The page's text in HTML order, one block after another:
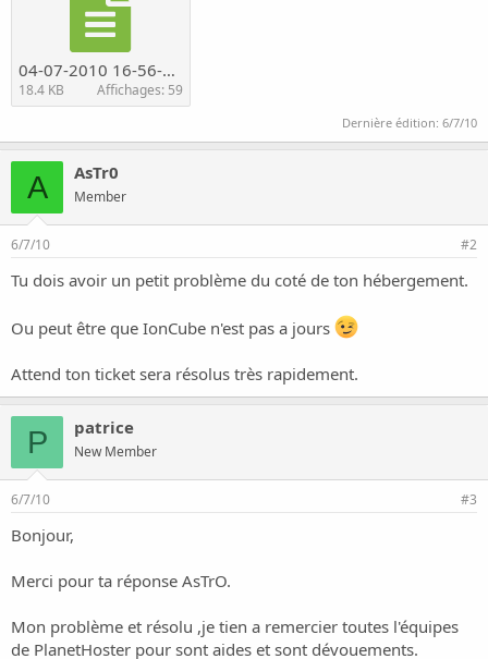
04-07-2010 16-56-32.jpg
18.4 KB Affichages: 59
Dernière édition: 6/7/10
A AsTr0
Member
6/7/10 #2
Tu dois avoir un petit problème du coté de ton hébergement.
Ou peut être que IonCube n'est pas a jours
Attend ton ticket sera résolus très rapidement.
P patrice
New Member
6/7/10 #3
Bonjour,
Merci pour ta réponse AsTrO.
Mon problème et résolu ,je tien a remercier toutes l'équipes
de PlanetHoster pour sont aides et sont dévouements.